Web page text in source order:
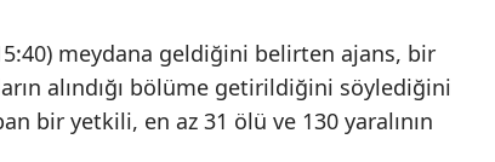
meydana geldiğini belirten ajans, bir
alındığı bölüme getirildiğini söylediğini
bir yetkili, en az 31 ölü ve 130 yaralının